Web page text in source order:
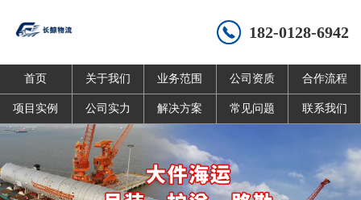
182-0128-6942
首页 关于我们 业务范围 公司资质 合作流程
项目实例 公司实力 解决方案 常见问题 联系我们